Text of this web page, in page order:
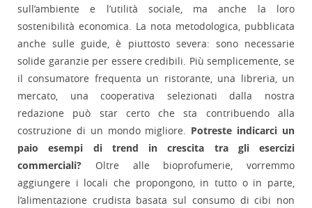
sull’ambiente e l’utilità sociale, ma anche la loro
sostenibilità economica. La nota metodologica, pubblicata
anche sulle guide, è piuttosto severa: sono necessarie
solide garanzie per essere credibili. Più semplicemente, se
il consumatore frequenta un ristorante, una libreria, un
mercato, una cooperativa selezionati dalla nostra
redazione può star certo che sta contribuendo alla
costruzione di un mondo migliore. Potreste indicarci un
paio esempi di trend in crescita tra gli esercizi
commerciali? Oltre alle bioprofumerie, vorremmo
aggiungere i locali che propongono, in tutto o in parte,
l’alimentazione crudista basata sul consumo di cibi non